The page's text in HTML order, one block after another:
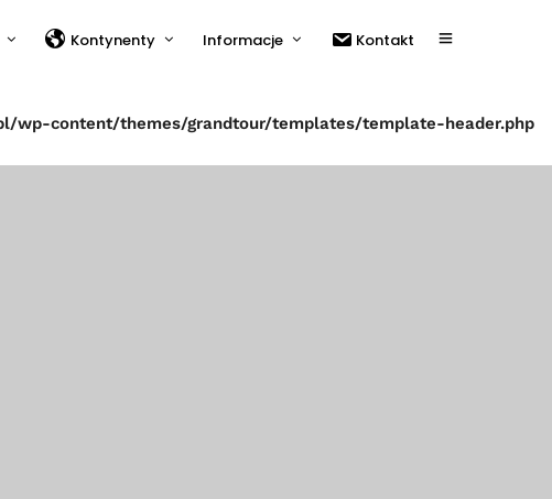
Kontynenty Informacje Kontakt
wp-content/themes/grandtour/templates/template-header.php